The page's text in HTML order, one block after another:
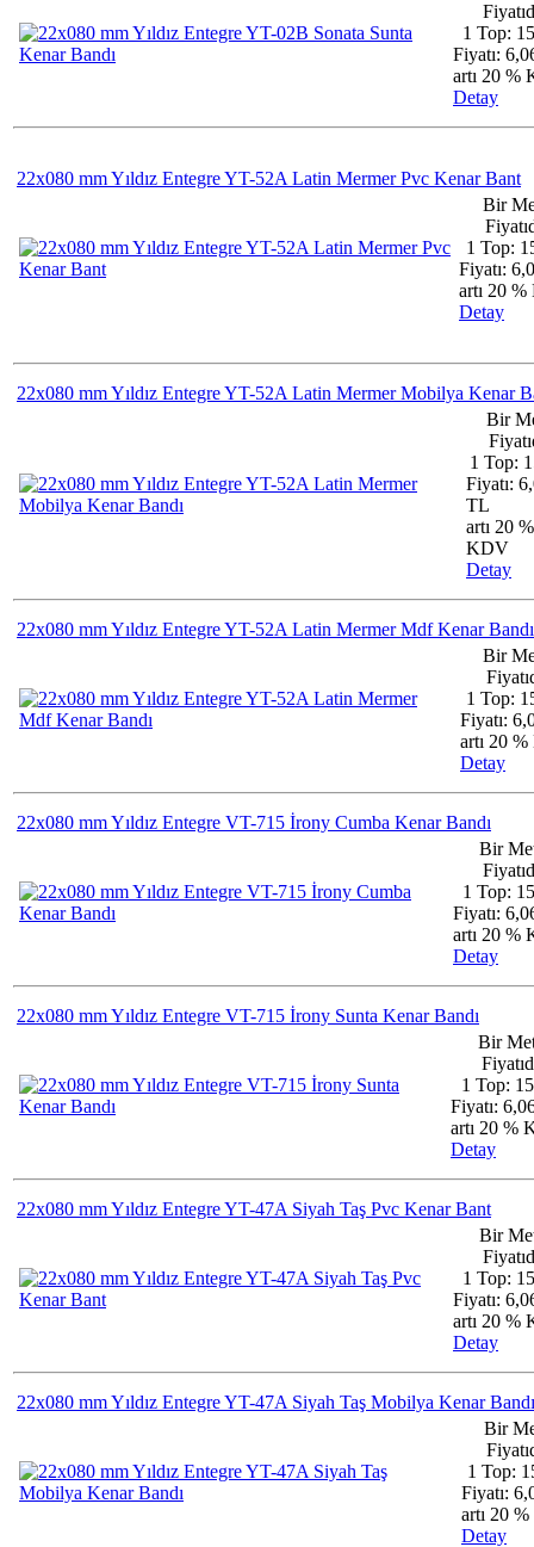
1 Top:
Fiyatı:
artı 20 %
Detay
22x080 mm Yıldız Entegre YT-52A Latin Mermer Pvc Kenar Bant
Bir
1 Top:
Fiyatı:
artı 20
Detay
22x080 mm Yıldız Entegre YT-52A Latin Mermer Mobilya Kenar
Bir
1 Top:
Fiyatı:
TL
artı 20 %
KDV
Detay
22x080 mm Yıldız Entegre YT-52A Latin Mermer Mdf Kenar Bandı
Bir
1 Top:
Fiyatı:
artı 20
Detay
22x080 mm Yıldız Entegre VT-715 İrony Cumba Kenar Bandı
Bir
1 Top:
Fiyatı:
artı 20 %
Detay
22x080 mm Yıldız Entegre VT-715 İrony Sunta Kenar Bandı
Bir
1 Top:
Fiyatı:
artı 20 %
Detay
22x080 mm Yıldız Entegre YT-47A Siyah Taş Pvc Kenar Bant
Bir
1 Top:
Fiyatı:
artı 20 %
Detay
22x080 mm Yıldız Entegre YT-47A Siyah Taş Mobilya Kenar Bandı
Bir
1 Top:
Fiyatı:
artı 20
Detay